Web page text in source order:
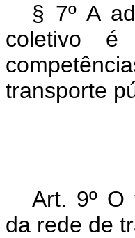
§ 7º A
coletivo é
transporte
Art. 9º O
da rede de